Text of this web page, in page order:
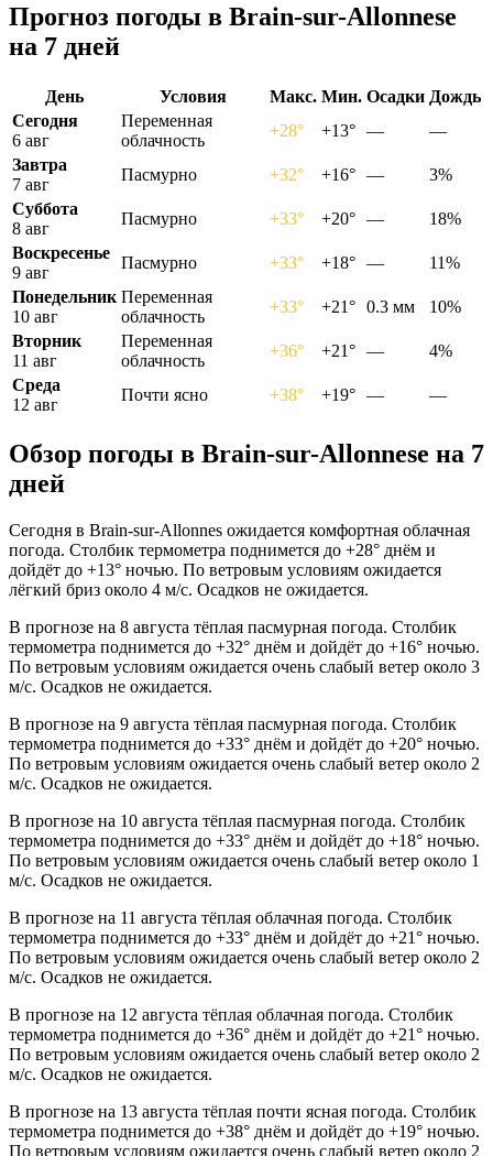
Прогноз погоды в Brain-sur-Allonnesе
на 7 дней
День Условия Макс. Мин. Осадки Дождь
Сегодня
6 авг
Переменная
облачность
+28° +13° —
—
Завтра
7 авг
Пасмурно +32° +16° —
3%
Суббота
8 авг
Пасмурно +33° +20° —
18%
Воскресенье
9 авг
Пасмурно +33° +18° —
11%
Понедельник
10 авг
Переменная
облачность
+33° +21° 0.3 мм
10%
Вторник
11 авг
Переменная
облачность
+36° +21° —
4%
Среда
12 авг
Почти ясно +38° +19° — —
Обзор погоды в Brain-sur-Allonnesе на 7
дней
Сегодня в Brain-sur-Allonnes ожидается комфортная облачная
погода. Столбик термометра поднимется до +28° днём и
дойдёт до +13° ночью. По ветровым условиям ожидается
лёгкий бриз около 4 м/с. Осадков не ожидается.
В прогнозе на 8 августа тёплая пасмурная погода. Столбик
термометра поднимется до +32° днём и дойдёт до +16° ночью.
По ветровым условиям ожидается очень слабый ветер около 3
м/с. Осадков не ожидается.
В прогнозе на 9 августа тёплая пасмурная погода. Столбик
термометра поднимется до +33° днём и дойдёт до +20° ночью.
По ветровым условиям ожидается очень слабый ветер около 2
м/с. Осадков не ожидается.
В прогнозе на 10 августа тёплая пасмурная погода. Столбик
термометра поднимется до +33° днём и дойдёт до +18° ночью.
По ветровым условиям ожидается очень слабый ветер около 1
м/с. Осадков не ожидается.
В прогнозе на 11 августа тёплая облачная погода. Столбик
термометра поднимется до +33° днём и дойдёт до +21° ночью.
По ветровым условиям ожидается очень слабый ветер около 2
м/с. Осадков не ожидается.
В прогнозе на 12 августа тёплая облачная погода. Столбик
термометра поднимется до +36° днём и дойдёт до +21° ночью.
По ветровым условиям ожидается очень слабый ветер около 2
м/с. Осадков не ожидается.
В прогнозе на 13 августа тёплая почти ясная погода. Столбик
термометра поднимется до +38° днём и дойдёт до +19° ночью.
По ветровым условиям ожидается очень слабый ветер около 2